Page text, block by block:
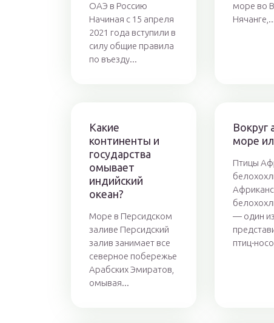
ОАЭ в Россию
Начиная с 15 апреля
2021 года вступили в
силу общие правила
по въезду...
море во
Какие
континенты и
государства
омывает
индийский
океан?
Море в Персидском
заливе Персидский
залив занимает все
северное побережье
Арабских Эмиратов,
омывая...
Вокруг
море
Птицы
— один из
птиц-